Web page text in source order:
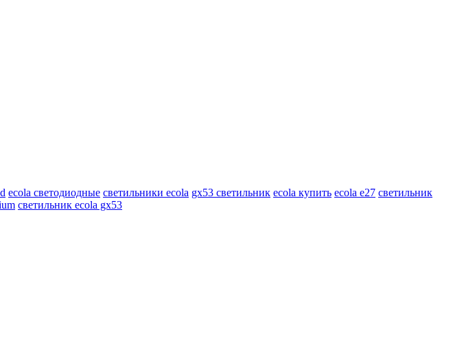
ecola светодиодные светильники ecola gx53 светильник ecola купить ecola e27 светильник
светильник ecola gx53